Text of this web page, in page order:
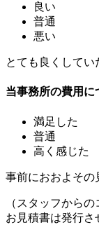
良い
普通
悪い
とても良くしてい
当事務所の費用に
満足した
普通
高く感じた
事前におおよその
（スタッフからの
お見積書は発行